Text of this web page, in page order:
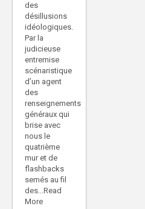
des
désillusions
idéologiques.
Par la
judicieuse
entremise
scénaristique
d’un agent
des
renseignements
généraux qui
brise avec
nous le
quatrième
mur et de
flashbacks
semés au fil
des...Read
More